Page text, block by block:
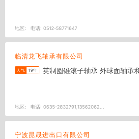
地区: 电话: 0512-58771647
临清龙飞轴承有限公司
人气 19年 英制圆锥滚子轴承 外球面轴承
地区: 电话: 0635-2832791,13562062...
宁波昆晟进出口有限公司